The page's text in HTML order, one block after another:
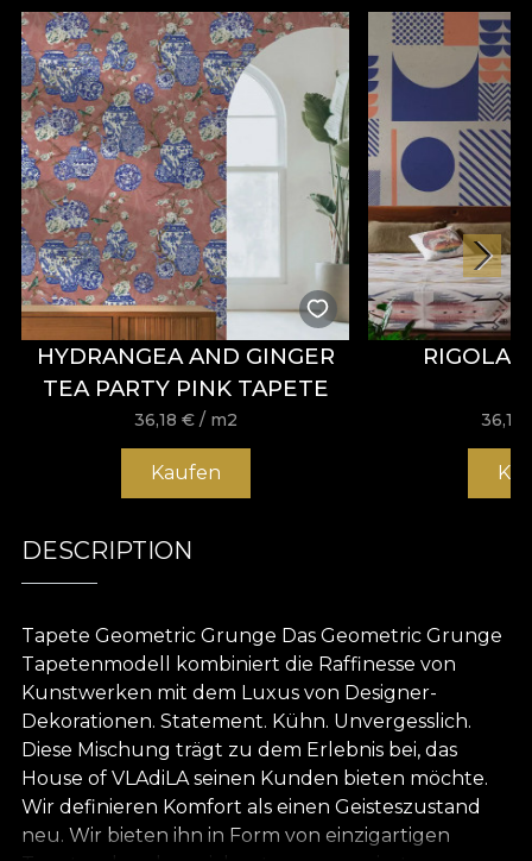
HYDRANGEA AND GINGER
TEA PARTY PINK TAPETE
36,18 € / m2
Kaufen
36,18
DESCRIPTION
Tapete Geometric Grunge Das Geometric Grunge
Tapetenmodell kombiniert die Raffinesse von
Kunstwerken mit dem Luxus von Designer-
Dekorationen. Statement. Kühn. Unvergesslich.
Diese Mischung trägt zu dem Erlebnis bei, das
House of VLAdiLA seinen Kunden bieten möchte.
Wir definieren Komfort als einen Geisteszustand
neu. Wir bieten ihn in Form von einzigartigen